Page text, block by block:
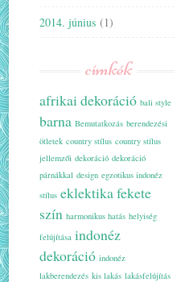
2014. június (1)
címkék
afrikai dekoráció bali style
barna Bemutatkozás berendezési
ötletek country stílus country stílus
jellemzői dekoráció dekoráció
párnákkal design egzotikus indonéz
stílus eklektikafekete
szín harmonikus hatás helyiség
felújítása indonéz
dekoráció indonéz
lakberendezés kis lakás lakásfelújítás